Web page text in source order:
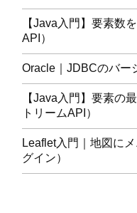
【Java入門】要素数
API）
Oracle｜JDBCのバー
【Java入門】要素の
トリームAPI）
Leaflet入門｜地図に
グイン）